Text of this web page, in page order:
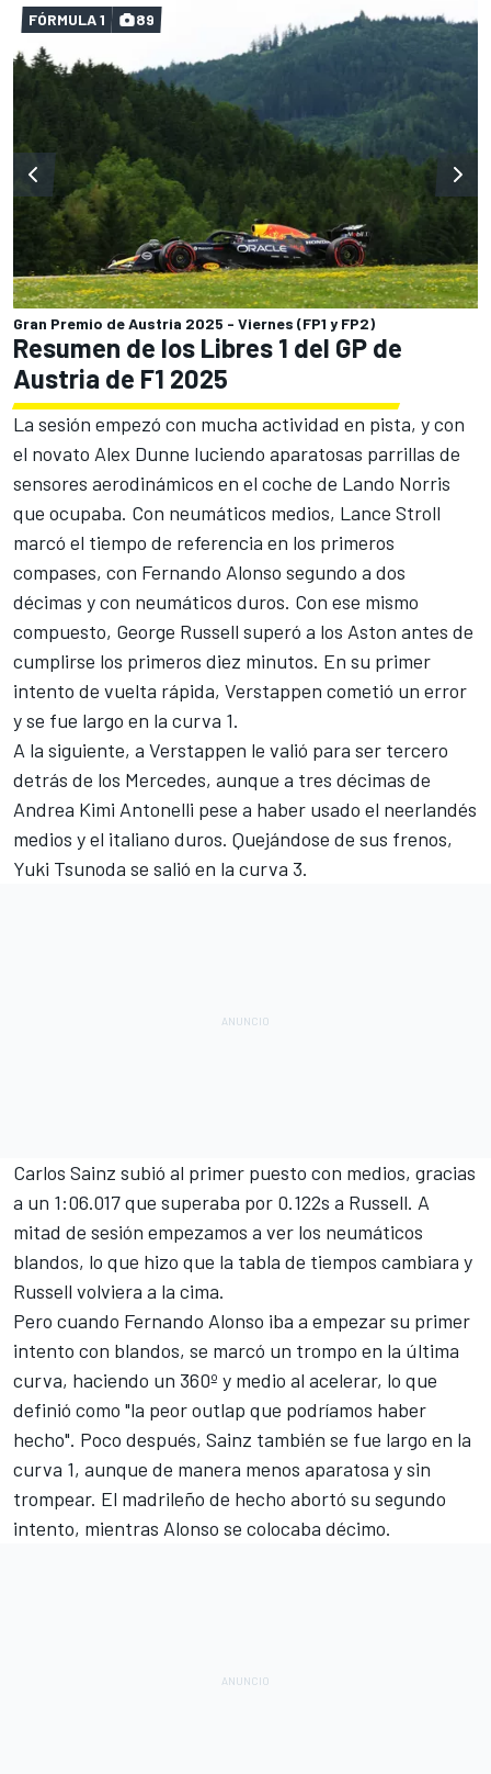
Gran Premio de Austria 2025 - Viernes (FP1 y FP2)
FÓRMULA 1 89
Resumen de los Libres 1 del GP de
Austria de F1 2025
La sesión empezó con mucha actividad en pista, y con
el novato Alex Dunne luciendo aparatosas parrillas de
sensores aerodinámicos en el coche de Lando Norris
que ocupaba. Con neumáticos medios, Lance Stroll
marcó el tiempo de referencia en los primeros
compases, con Fernando Alonso segundo a dos
décimas y con neumáticos duros. Con ese mismo
compuesto, George Russell superó a los Aston antes de
cumplirse los primeros diez minutos. En su primer
intento de vuelta rápida, Verstappen cometió un error
y se fue largo en la curva 1.
A la siguiente, a Verstappen le valió para ser tercero
detrás de los Mercedes, aunque a tres décimas de
Andrea Kimi Antonelli pese a haber usado el neerlandés
medios y el italiano duros. Quejándose de sus frenos,
Yuki Tsunoda se salió en la curva 3.
Carlos Sainz subió al primer puesto con medios, gracias
a un 1:06.017 que superaba por 0.122s a Russell. A
mitad de sesión empezamos a ver los neumáticos
blandos, lo que hizo que la tabla de tiempos cambiara y
Russell volviera a la cima.
Pero cuando Fernando Alonso iba a empezar su primer
intento con blandos, se marcó un trompo en la última
curva, haciendo un 360º y medio al acelerar, lo que
definió como "la peor outlap que podríamos haber
hecho". Poco después, Sainz también se fue largo en la
curva 1, aunque de manera menos aparatosa y sin
trompear. El madrileño de hecho abortó su segundo
intento, mientras Alonso se colocaba décimo.